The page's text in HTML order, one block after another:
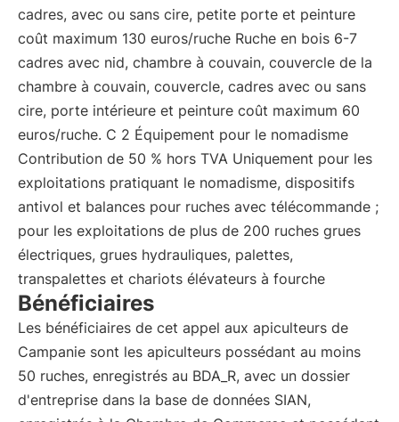
cadres, avec ou sans cire, petite porte et peinture
coût maximum 130 euros/ruche Ruche en bois 6-7
cadres avec nid, chambre à couvain, couvercle de la
chambre à couvain, couvercle, cadres avec ou sans
cire, porte intérieure et peinture coût maximum 60
euros/ruche. C 2 Équipement pour le nomadisme
Contribution de 50 % hors TVA Uniquement pour les
exploitations pratiquant le nomadisme, dispositifs
antivol et balances pour ruches avec télécommande ;
pour les exploitations de plus de 200 ruches grues
électriques, grues hydrauliques, palettes,
transpalettes et chariots élévateurs à fourche
Bénéficiaires
Les bénéficiaires de cet appel aux apiculteurs de
Campanie sont les apiculteurs possédant au moins
50 ruches, enregistrés au BDA_R, avec un dossier
d'entreprise dans la base de données SIAN,